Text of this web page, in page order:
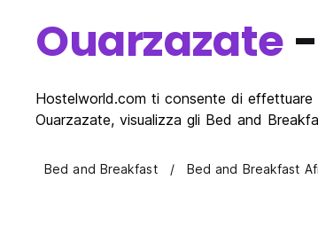
Ouarzazate
Hostelworld.com ti consente di effettuare
Ouarzazate, visualizza gli Bed and
Bed and Breakfast Bed and Breakfast